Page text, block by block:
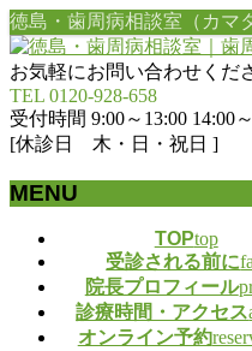
徳島・歯周病相談室（カマ
お気軽にお問い合わせくだ
TEL 0120-928-658
受付時間 9:00～13:00 14:00
[休診日 木・日・祝日 ]
MENU
TOPtop
受診される前に
院長プロフィール
診療時間・アクセス
オンライン予約